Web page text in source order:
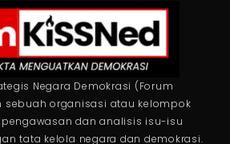
Negara Demokrasi (Forum
sebuah organisasi atau kelompok
dan analisis isu-isu
tata kelola negara dan demokrasi.